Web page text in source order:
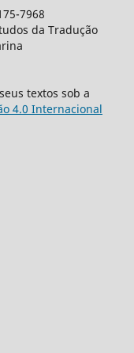
7968
da Tradução
textos sob a
4.0 Internacional